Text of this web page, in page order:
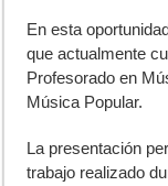
En esta
que actualmente
Profesorado en
Música Popular.
La presentación
trabajo realizado